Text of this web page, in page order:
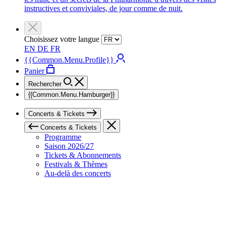
instructives et conviviales, de jour comme de nuit.
Choisissez votre langue
EN DE FR
{{Common.Menu.Profile}}
Panier
Rechercher
{{Common.Menu.Hamburger}}
Concerts & Tickets
Concerts & Tickets
Programme
Saison 2026/27
Tickets & Abonnements
Festivals & Thèmes
Au-delà des concerts